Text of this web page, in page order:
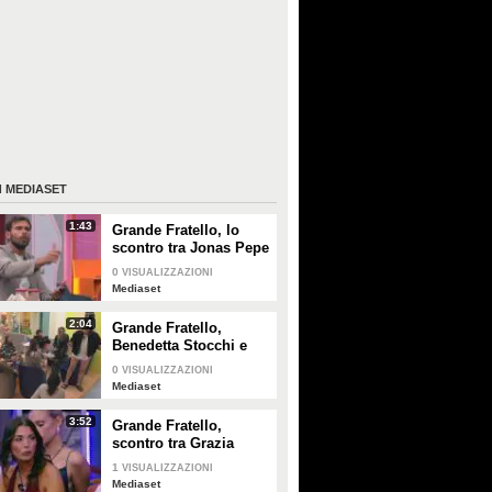
MEDIASET
1:43
Grande Fratello, lo
scontro tra Jonas Pepe
e Domenico D'Alterio
0 VISUALIZZAZIONI
Mediaset
2:04
Grande Fratello,
Benedetta Stocchi e
Francesca Carrara:
discussione in camera
0 VISUALIZZAZIONI
Mediaset
3:52
Grande Fratello,
scontro tra Grazia
Kendi e Simone De
Bianchi
1 VISUALIZZAZIONI
Mediaset